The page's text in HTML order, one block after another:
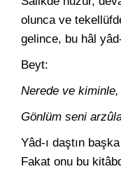
olunca ve
gelince, bu hâl
Beyt:
Nerede ve
Gönlüm seni
Yâd-ı daştın
Fakat onu bu